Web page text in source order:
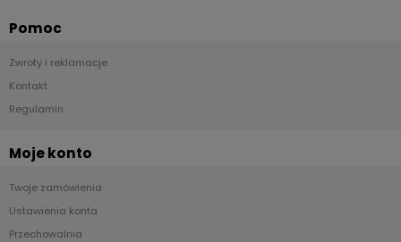
Pomoc
Zwroty i reklamacje
Kontakt
Regulamin
Moje konto
Twoje zamówienia
Ustawienia konta
Przechowalnia